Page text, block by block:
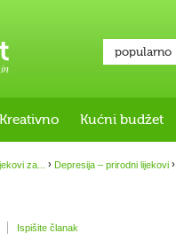
popularno
Kreativno Kućni budžet
za... › Depresija – prirodni lijekovi ›
Ispišite članak